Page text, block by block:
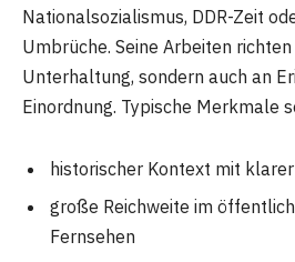
Nationalsozialismus, DDR-Zeit
Umbrüche. Seine Arbeiten
Unterhaltung, sondern auch an
Einordnung. Typische Merkmale
historischer Kontext mit
große Reichweite im
Fernsehen